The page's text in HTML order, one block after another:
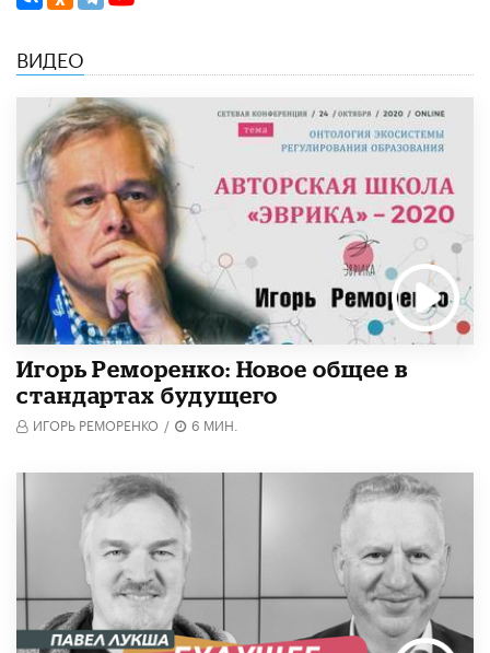
ВИДЕО
Игорь Реморенко: Новое общее в
стандартах будущего
ИГОРЬ РЕМОРЕНКО / 6 МИН.